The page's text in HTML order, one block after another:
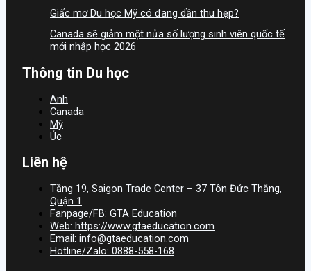
Giấc mơ Du học Mỹ có đang dần thu hẹp?
Canada sẽ giảm một nửa số lượng sinh viên quốc tế
mới nhập học 2026
Thông tin Du học
Anh
Canada
Mỹ
Úc
Liên hệ
Tầng 19, Saigon Trade Center – 37 Tôn Đức Thắng,
Quận 1
Fanpage/FB: GTA Education
Web: https://www.gtaeducation.com
Email: info@gtaeducation.com
Hotline/Zalo: 0888-558-168